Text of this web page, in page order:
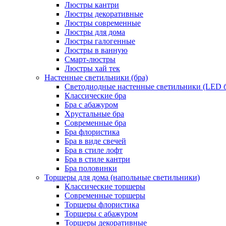
Люстры кантри
Люстры декоративные
Люстры современные
Люстры для дома
Люстры галогенные
Люстры в ванную
Смарт-люстры
Люстры хай тек
Настенные светильники (бра)
Светодиодные настенные светильники (LED
Классические бра
Бра с абажуром
Хрустальные бра
Современные бра
Бра флористика
Бра в виде свечей
Бра в стиле лофт
Бра в стиле кантри
Бра половинки
Торшеры для дома (напольные светильники)
Классические торшеры
Современные торшеры
Торшеры флористика
Торшеры с абажуром
Торшеры декоративные